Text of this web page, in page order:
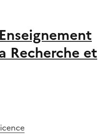
Recherche et